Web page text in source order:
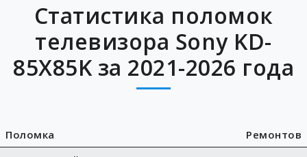
Статистика поломок
телевизора Sony KD-
85X85K за 2021-2026 года
Поломка
Ремонтов